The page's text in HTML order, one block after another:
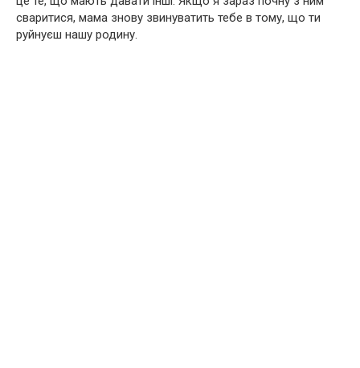
сваритися, мама знову звинуватить тебе в тому, що ти
руйнуєш нашу родину.